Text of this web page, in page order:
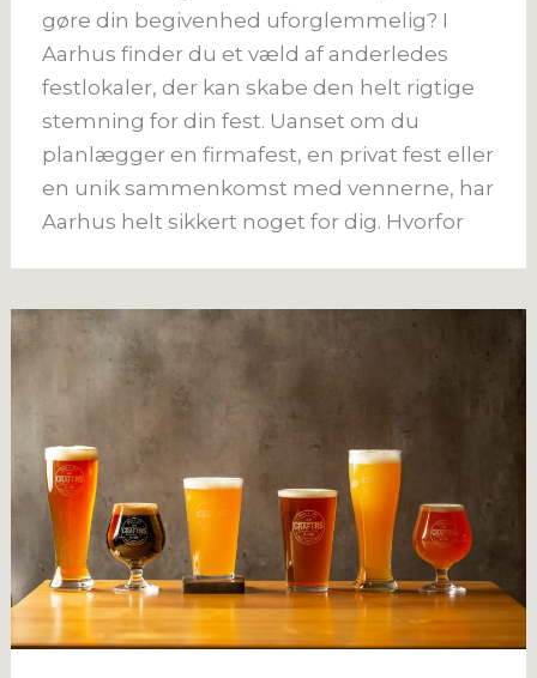
gøre din begivenhed uforglemmelig? I
Aarhus finder du et væld af anderledes
festlokaler, der kan skabe den helt rigtige
stemning for din fest. Uanset om du
planlægger en firmafest, en privat fest eller
en unik sammenkomst med vennerne, har
Aarhus helt sikkert noget for dig. Hvorfor